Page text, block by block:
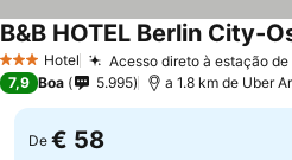
3 EstrelasHotel Acesso direto à estação de
B&B HOTEL Berlin City-
7,9 Boa 5.995 a 1.8 km de Uber
De € 58